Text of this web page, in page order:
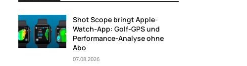
Shot Scope bringt Apple-
Watch-App: Golf-GPS und
Performance-Analyse ohne
Abo
07.08.2026